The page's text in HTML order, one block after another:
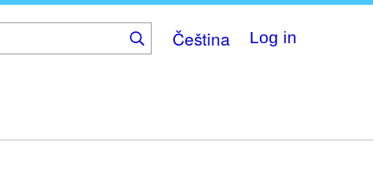
Čeština Log in